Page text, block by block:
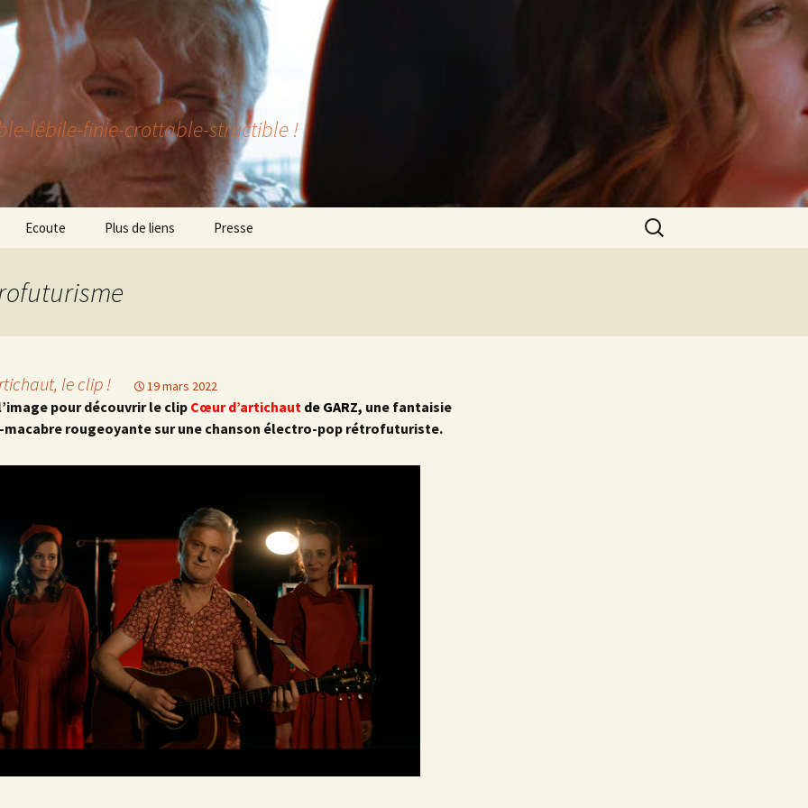
lébile-finie-crottable-structible !
Ecoute Plus de liens Presse
Rechercher :
le clip ! 19 mars 2022
pour découvrir le clipCœurd’artichaut de GARZ, une fantaisie
rougeoyante sur une chanson électro-pop rétrofuturiste.